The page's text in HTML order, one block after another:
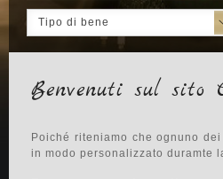
Tipo di bene
Benvenuti sul
Poiché riteniamo che ognuno
in modo personalizzato duramte